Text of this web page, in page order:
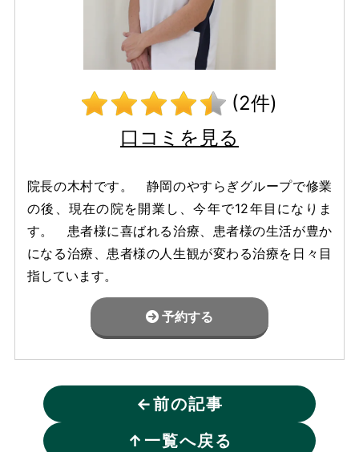
(2件)
口コミを見る
院長の木村です。 静岡のやすらぎグループで修業
の後、現在の院を開業し、今年で12年目になりま
す。 患者様に喜ばれる治療、患者様の生活が豊か
になる治療、患者様の人生観が変わる治療を日々目
指しています。
予約する
←前の記事
↑ 一覧へ戻る